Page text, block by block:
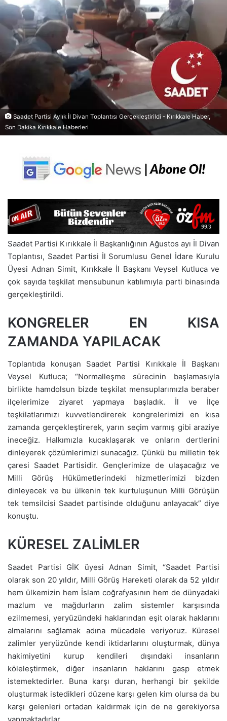
Saadet Partisi Aylık İl Divan Toplantısı Gerçekleştirildi - Kırıkkale Haber,
Son Dakika Kırıkkale Haberleri
Saadet Partisi Kırıkkale İl Başkanlığının Ağustos ayı İl Divan
Toplantısı, Saadet Partisi İl Sorumlusu Genel İdare Kurulu
Üyesi Adnan Simit, Kırıkkale İl Başkanı Veysel Kutluca ve
çok sayıda teşkilat mensubunun katılımıyla parti binasında
gerçekleştirildi.
KONGRELER EN KISA
ZAMANDA YAPILACAK
Toplantıda konuşan Saadet Partisi Kırıkkale İl Başkanı
Veysel Kutluca; “Normalleşme sürecinin başlamasıyla
birlikte hamdolsun bizde teşkilat mensuplarımızla beraber
ilçelerimize ziyaret yapmaya başladık. İl ve İlçe
teşkilatlarımızı kuvvetlendirerek kongrelerimizi en kısa
zamanda gerçekleştirerek, yarın seçim varmış gibi araziye
ineceğiz. Halkımızla kucaklaşarak ve onların dertlerini
dinleyerek çözümlerimizi sunacağız. Çünkü bu milletin tek
çaresi Saadet Partisidir. Gençlerimize de ulaşacağız ve
Milli Görüş Hükümetlerindeki hizmetlerimizi bizden
dinleyecek ve bu ülkenin tek kurtuluşunun Milli Görüşün
tek temsilcisi Saadet partisinde olduğunu anlayacak” diye
konuştu.
KÜRESEL ZALİMLER
Saadet Partisi GİK üyesi Adnan Simit, “Saadet Partisi
olarak son 20 yıldır, Milli Görüş Hareketi olarak da 52 yıldır
hem ülkemizin hem İslam coğrafyasının hem de dünyadaki
mazlum ve mağdurların zalim sistemler karşısında
ezilmemesi, yeryüzündeki haklarından eşit olarak haklarını
almalarını sağlamak adına mücadele veriyoruz. Küresel
zalimler yeryüzünde kendi iktidarlarını oluşturmak, dünya
hakimiyetini kurup kendileri dışındaki insanların
köleleştirmek, diğer insanların haklarını gasp etmek
istemektedirler. Buna karşı duran, herhangi bir şekilde
oluşturmak istedikleri düzene karşı gelen kim olursa da bu
karşı gelenleri ortadan kaldırmak için de ne gerekiyorsa